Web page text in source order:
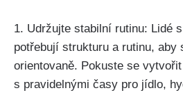
1. Udržujte stabilní rutinu: Lidé
potřebují strukturu a rutinu, aby
orientovaně. Pokuste se
s pravidelnými časy pro jídlo,